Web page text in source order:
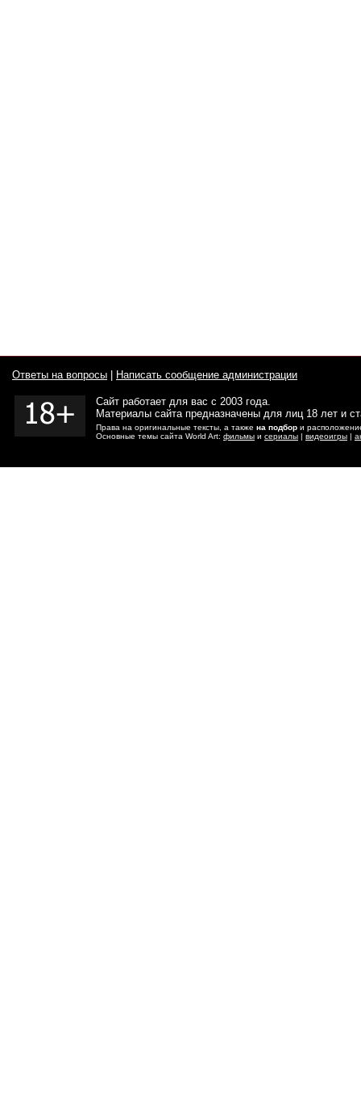
Ответы на вопросы Написать сообщение администрации
Сайт работает для вас с 2003 года.
Материалы сайта предназначены для лиц 18 лет и
Права на оригинальные тексты, а также на подбор и
Основные темы сайта World Art: фильмы и сериалы | видеоигры |